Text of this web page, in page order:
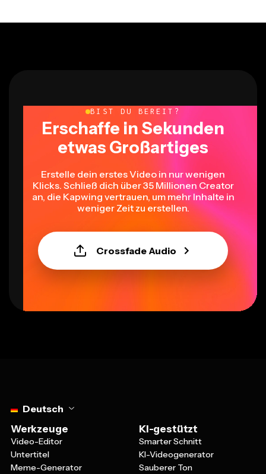
BIST DU BEREIT?
Erschaffe in Sekunden
etwas Großartiges
Erstelle dein erstes Video in nur wenigen
Klicks. Schließ dich über 35 Millionen Creator
an, die Kapwing vertrauen, um mehr Inhalte in
weniger Zeit zu erstellen.
Crossfade Audio
Deutsch
Werkzeuge
Video-Editor
Untertitel
Meme-Generator
KI-gestützt
Smarter Schnitt
KI-Videogenerator
Sauberer Ton